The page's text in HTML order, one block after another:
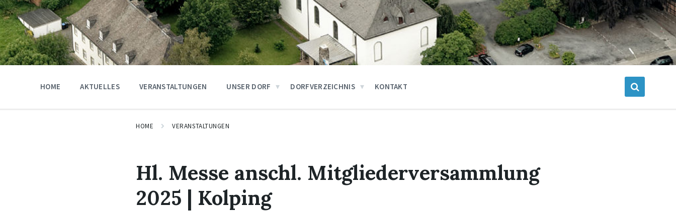
HOME AKTUELLES VERANSTALTUNGEN UNSER DORF DORFVERZEICHNIS KONTAKT
HOME VERANSTALTUNGEN
Hl. Messe anschl. Mitgliederversammlung
2025 | Kolping